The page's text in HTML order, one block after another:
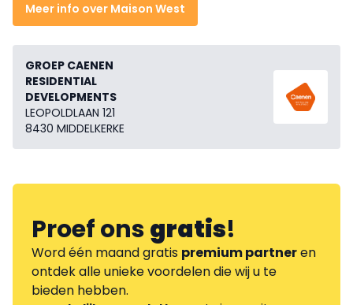
Meer info over Maison West
GROEP CAENEN
RESIDENTIAL
DEVELOPMENTS
LEOPOLDLAAN 121
8430 MIDDELKERKE
Proef onsgratis!
Word één maand gratis premium partneren
ontdek alle unieke voordelen die wij u te
bieden hebben.